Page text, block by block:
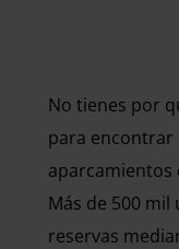
No tienes por
para encontrar
aparcamientos
Más de 500
reservas